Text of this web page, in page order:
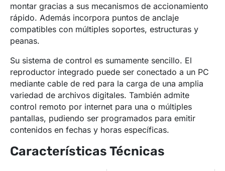
montar gracias a sus mecanismos de accionamiento
rápido. Además incorpora puntos de anclaje
compatibles con múltiples soportes, estructuras y
peanas.
Su sistema de control es sumamente sencillo. El
reproductor integrado puede ser conectado a un PC
mediante cable de red para la carga de una amplia
variedad de archivos digitales. También admite
control remoto por internet para una o múltiples
pantallas, pudiendo ser programados para emitir
contenidos en fechas y horas específicas.
Características Técnicas